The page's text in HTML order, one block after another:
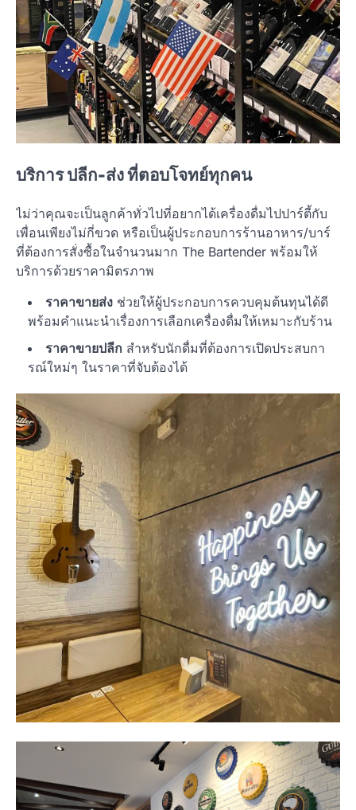
บริการ ปลีก-ส่ง ที่ตอบโจทย์ทุกคน
ไม่ว่าคุณจะเป็นลูกค้าทั่วไปที่อยากได้เครื่องดื่มไปปาร์ตี้กับ
เพื่อนเพียงไม่กี่ขวด หรือเป็นผู้ประกอบการร้านอาหาร/บาร์
ที่ต้องการสั่งซื้อในจำนวนมาก The Bartender พร้อมให้
บริการด้วยราคามิตรภาพ
ราคาขายส่ง ช่วยให้ผู้ประกอบการควบคุมต้นทุนได้ดี
พร้อมคำแนะนำเรื่องการเลือกเครื่องดื่มให้เหมาะกับร้าน
ราคาขายปลีก สำหรับนักดื่มที่ต้องการเปิดประสบกา
รณ์ใหม่ๆ ในราคาที่จับต้องได้